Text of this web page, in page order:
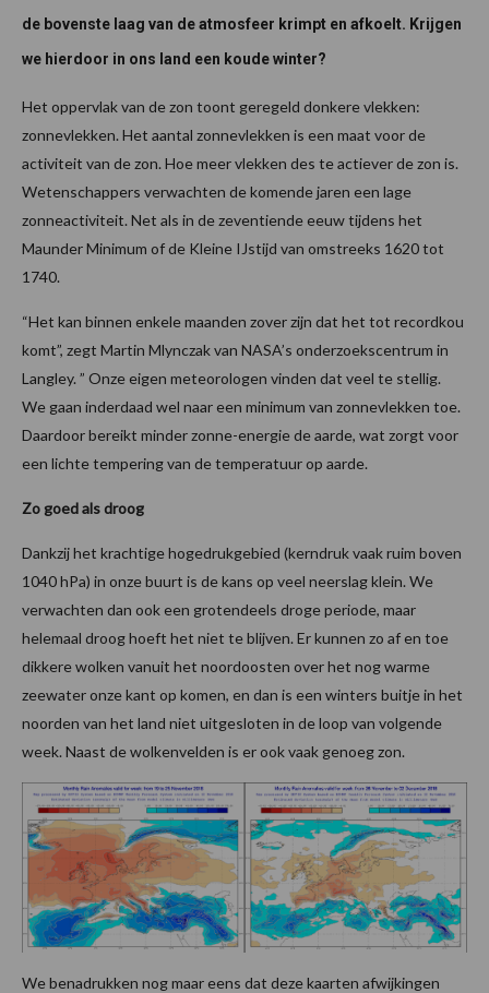
de bovenste laag van de atmosfeer krimpt en afkoelt. Krijgen
we hierdoor in ons land een koude winter?
Het oppervlak van de zon toont geregeld donkere vlekken:
zonnevlekken. Het aantal zonnevlekken is een maat voor de
activiteit van de zon. Hoe meer vlekken des te actiever de zon is.
Wetenschappers verwachten de komende jaren een lage
zonneactiviteit. Net als in de zeventiende eeuw tijdens het
Maunder Minimum of de Kleine IJstijd van omstreeks 1620 tot
1740.
“Het kan binnen enkele maanden zover zijn dat het tot recordkou
komt”, zegt Martin Mlynczak van NASA’s onderzoekscentrum in
Langley. ” Onze eigen meteorologen vinden dat veel te stellig.
We gaan inderdaad wel naar een minimum van zonnevlekken toe.
Daardoor bereikt minder zonne-energie de aarde, wat zorgt voor
een lichte tempering van de temperatuur op aarde.
Zo goed als droog
Dankzij het krachtige hogedrukgebied (kerndruk vaak ruim boven
1040 hPa) in onze buurt is de kans op veel neerslag klein. We
verwachten dan ook een grotendeels droge periode, maar
helemaal droog hoeft het niet te blijven. Er kunnen zo af en toe
dikkere wolken vanuit het noordoosten over het nog warme
zeewater onze kant op komen, en dan is een winters buitje in het
noorden van het land niet uitgesloten in de loop van volgende
week. Naast de wolkenvelden is er ook vaak genoeg zon.
We benadrukken nog maar eens dat deze kaarten afwijkingen